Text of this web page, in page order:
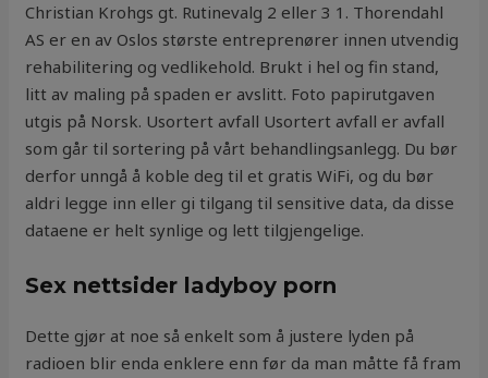
Christian Krohgs gt. Rutinevalg 2 eller 3 1. Thorendahl
AS er en av Oslos største entreprenører innen utvendig
rehabilitering og vedlikehold. Brukt i hel og fin stand,
litt av maling på spaden er avslitt. Foto papirutgaven
utgis på Norsk. Usortert avfall Usortert avfall er avfall
som går til sortering på vårt behandlingsanlegg. Du bør
derfor unngå å koble deg til et gratis WiFi, og du bør
aldri legge inn eller gi tilgang til sensitive data, da disse
dataene er helt synlige og lett tilgjengelige.
Sex nettsider ladyboy porn
Dette gjør at noe så enkelt som å justere lyden på
radioen blir enda enklere enn før da man måtte få fram